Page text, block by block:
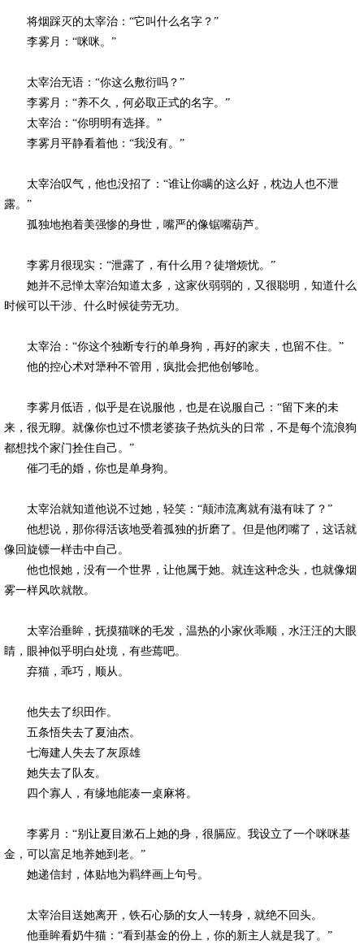
将烟踩灭的太宰治：“它叫什么名字？”
李雾月：“咪咪。”
太宰治无语：“你这么敷衍吗？”
李雾月：“养不久，何必取正式的名字。”
太宰治：“你明明有选择。”
李雾月平静看着他：“我没有。”
太宰治叹气，他也没招了：“谁让你瞒的这么好，枕边人也不泄
露。”
孤独地抱着美强惨的身世，嘴严的像锯嘴葫芦。
李雾月很现实：“泄露了，有什么用？徒增烦忧。”
她并不忌惮太宰治知道太多，这家伙弱弱的，又很聪明，知道什么
时候可以干涉、什么时候徒劳无功。
太宰治：“你这个独断专行的单身狗，再好的家夫，也留不住。”
他的控心术对犟种不管用，疯批会把他创够呛。
李雾月低语，似乎是在说服他，也是在说服自己：“留下来的未
来，很无聊。就像你也过不惯老婆孩子热炕头的日常，不是每个流浪狗
都想找个家门拴住自己。”
催刁毛的婚，你也是单身狗。
太宰治就知道他说不过她，轻笑：“颠沛流离就有滋有味了？”
他想说，那你得活该地受着孤独的折磨了。但是他闭嘴了，这话就
像回旋镖一样击中自己。
他也恨她，没有一个世界，让他属于她。就连这种念头，也就像烟
雾一样风吹就散。
太宰治垂眸，抚摸猫咪的毛发，温热的小家伙乖顺，水汪汪的大眼
睛，眼神似乎明白处境，有些蔫吧。
弃猫，乖巧，顺从。
他失去了织田作。
五条悟失去了夏油杰。
七海建人失去了灰原雄
她失去了队友。
四个寡人，有缘地能凑一桌麻将。
李雾月：“别让夏目漱石上她的身，很膈应。我设立了一个咪咪基
金，可以富足地养她到老。”
她递信封，体贴地为羁绊画上句号。
太宰治目送她离开，铁石心肠的女人一转身，就绝不回头。
他垂眸看奶牛猫：“看到基金的份上，你的新主人就是我了。”